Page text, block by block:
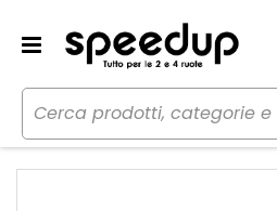
Home Auto Cura dell'auto
Panno microfibra Pro-Clean - LAMPA